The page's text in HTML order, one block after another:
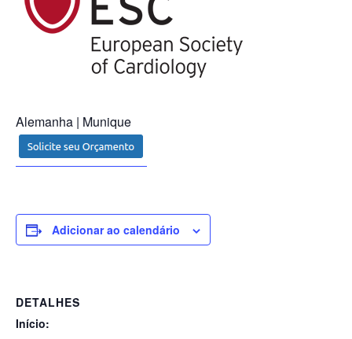
Alemanha | Munique
Adicionar ao calendário
DETALHES
Início: